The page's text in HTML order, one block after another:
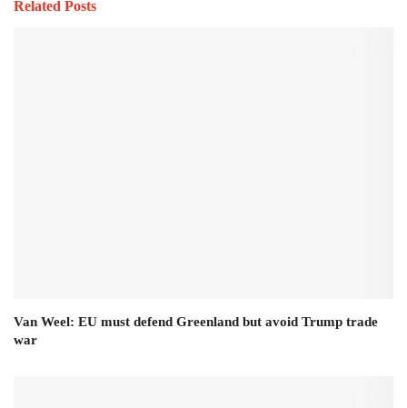
Related Posts
Van Weel: EU must defend Greenland but avoid Trump trade
war